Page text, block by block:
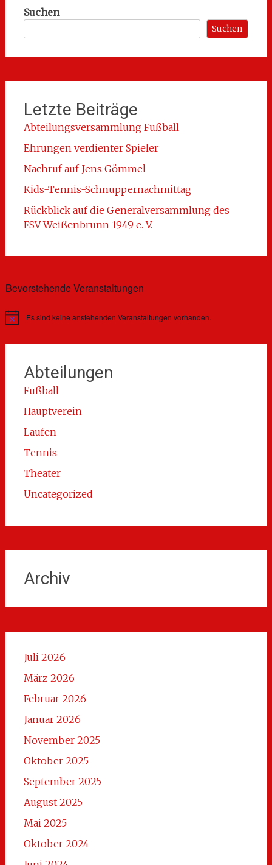
Suchen
Suchen
Letzte Beiträge
Abteilungsversammlung Fußball
Ehrungen verdienter Spieler
Nachruf auf Jens Gömmel
Kids-Tennis-Schnuppernachmittag
Rückblick auf die Generalversammlung des
FSV Weißenbrunn 1949 e. V.
Bevorstehende Veranstaltungen
HinweisEs sind keine anstehenden Veranstaltungen vorhanden.
Abteilungen
Fußball
Hauptverein
Laufen
Tennis
Theater
Uncategorized
Archiv
Juli 2026
März 2026
Februar 2026
Januar 2026
November 2025
Oktober 2025
September 2025
August 2025
Mai 2025
Oktober 2024